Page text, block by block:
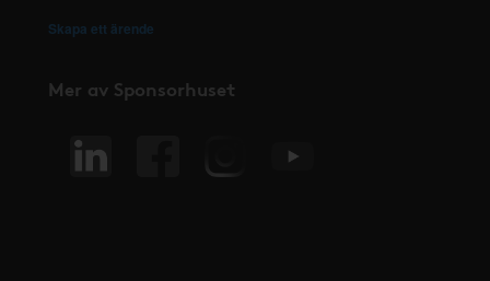
Skapa ett ärende
Mer av Sponsorhuset